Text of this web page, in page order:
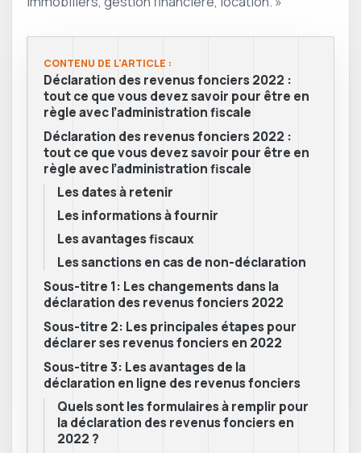
CONTENU DE L'ARTICLE :
Déclaration des revenus fonciers 2022 :
tout ce que vous devez savoir pour être en
règle avec l’administration fiscale
Déclaration des revenus fonciers 2022 :
tout ce que vous devez savoir pour être en
règle avec l’administration fiscale
Les dates à retenir
Les informations à fournir
Les avantages fiscaux
Les sanctions en cas de non-déclaration
Sous-titre 1: Les changements dans la
déclaration des revenus fonciers 2022
Sous-titre 2: Les principales étapes pour
déclarer ses revenus fonciers en 2022
Sous-titre 3: Les avantages de la
déclaration en ligne des revenus fonciers
Quels sont les formulaires à remplir pour
la déclaration des revenus fonciers en
2022 ?